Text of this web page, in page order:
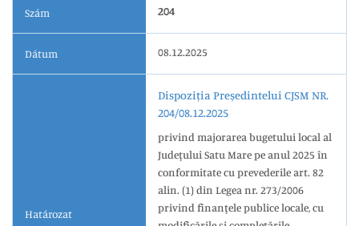
Szám 204
Dátum 08.12.2025
Határozat
Dispoziția Președintelui CJSM NR.
204/08.12.2025
privind majorarea bugetului local al
Judeţului Satu Mare pe anul 2025 în
conformitate cu prevederile art. 82
alin. (1) din Legea nr. 273/2006
privind finanţele publice locale, cu